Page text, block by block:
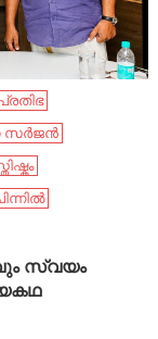
സർജൻ
സ്വയം